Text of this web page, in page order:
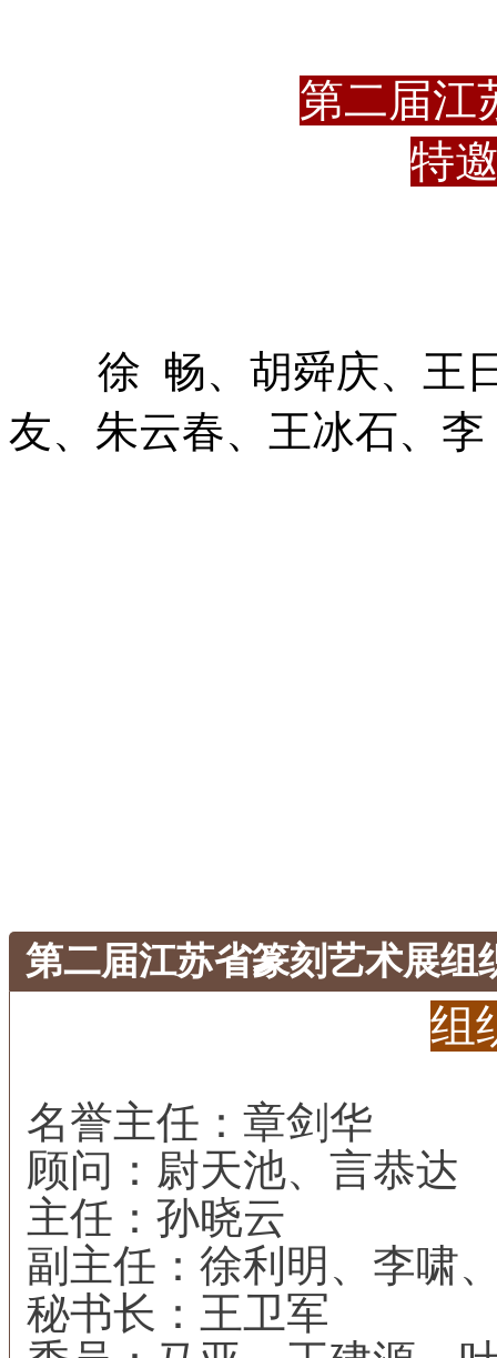
第二届江
特
徐 畅、胡舜庆、王
友、朱云春、王冰石、
第二届江苏省篆刻艺术展组
组
名誉主任：章剑华
顾问：尉天池、言恭达
主任：孙晓云
副主任：徐利明、李啸
秘书长：王卫军